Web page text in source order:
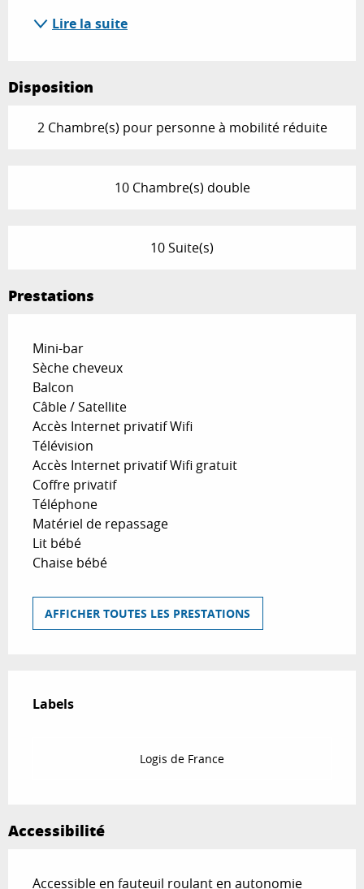
Lire la suite
Disposition
2 Chambre(s) pour personne à mobilité réduite
10 Chambre(s) double
10 Suite(s)
Prestations
Mini-bar
Sèche cheveux
Balcon
Câble / Satellite
Accès Internet privatif Wifi
Télévision
Accès Internet privatif Wifi gratuit
Coffre privatif
Téléphone
Matériel de repassage
Lit bébé
Chaise bébé
AFFICHER TOUTES LES PRESTATIONS
Labels
Labels
Logis de France
Accessibilité
Accessible en fauteuil roulant en autonomie